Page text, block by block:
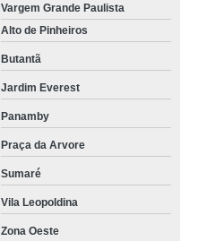
Vargem Grande Paulista
Alto de Pinheiros
Butantã
Jardim Everest
Panamby
Praça da Arvore
Sumaré
Vila Leopoldina
Zona Oeste